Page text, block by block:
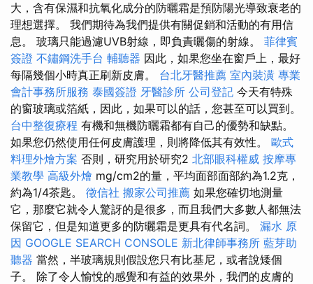
大，含有保濕和抗氧化成分的防曬霜是預防陽光導致衰老的
理想選擇。 我們期待為我們提供有關促銷和活動的有用信
息。 玻璃只能過濾UVB射線，即負責曬傷的射線。 菲律賓
簽證 不鏽鋼洗手台 輔聽器 因此，如果您坐在窗戶上，最好
每隔幾個小時真正刷新皮膚。 台北牙醫推薦 室內裝潢 專業
會計事務所服務 泰國簽證 牙醫診所 公司登記 今天有特殊
的窗玻璃或箔紙，因此，如果可以的話，您甚至可以買到。
台中整復療程 有機和無機防曬霜都有自己的優勢和缺點。
如果您仍然使用任何皮膚護理，則將降低其有效性。 歐式
料理外燴方案 否則，研究用於研究2 北部眼科權威 按摩專
業教學 高級外燴 mg/cm2的量，平均面部面部約為1.2克，
約為1/4茶匙。 徵信社 搬家公司推薦 如果您確切地測量
它，那麼它就令人驚訝的是很多，而且我們大多數人都無法
保留它，但是知道更多的防曬霜是更具有代名詞。 漏水 原
因 GOOGLE SEARCH CONSOLE 新北律師事務所 藍芽助
聽器 當然，半玻璃規則假設您只有比基尼，或者說矮個
子。 除了令人愉悅的感覺和有益的效果外，我們的皮膚的